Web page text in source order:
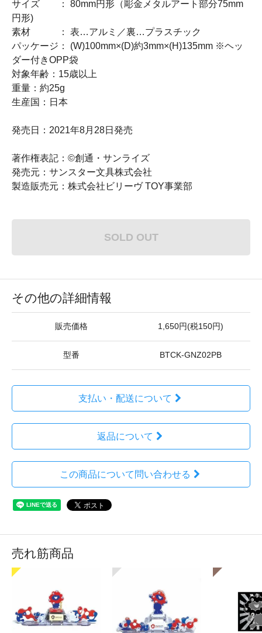
サイズ ： 80mm円形（彫金メタルアート部分75mm
円形)
素材 ： 表…アルミ／裏…プラスチック
パッケージ： (W)100mm×(D)約3mm×(H)135mm ※ヘッ
ダー付きOPP袋
対象年齢：15歳以上
重量：約25g
生産国：日本
発売日：2021年8月28日発売
著作権表記：©創通・サンライズ
発売元：サンスター文具株式会社
製造販売元：株式会社ビリーヴ TOY事業部
SOLD OUT
その他の詳細情報
販売価格 1,650円(税150円)
型番 BTCK-GNZ02PB
支払い・配送について
返品について
この商品について問い合わせる
売れ筋商品